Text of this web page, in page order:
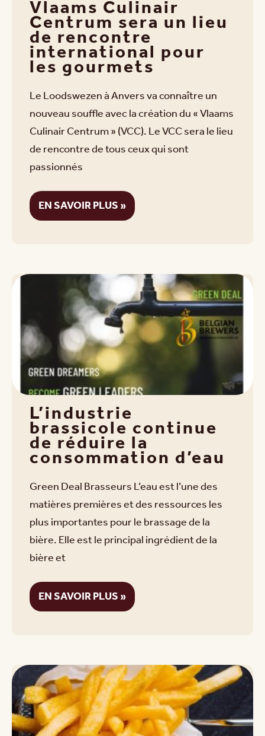
Vlaams Culinair
Centrum sera un lieu
de rencontre
international pour
les gourmets
Le Loodswezen à Anvers va connaître un
nouveau souffle avec la création du « Vlaams
Culinair Centrum » (VCC). Le VCC sera le lieu
de rencontre de tous ceux qui sont
passionnés
EN SAVOIR PLUS »
L’industrie
brassicole continue
de réduire la
consommation d’eau
Green Deal Brasseurs L’eau est l’une des
matières premières et des ressources les
plus importantes pour le brassage de la
bière. Elle est le principal ingrédient de la
bière et
EN SAVOIR PLUS »